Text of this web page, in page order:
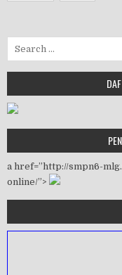
a href=”http://smpn6-
online/”>